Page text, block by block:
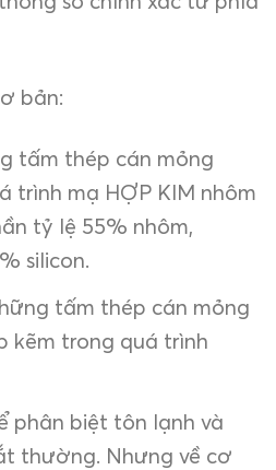
bản:
tấm thép cán mỏng
trình mạ HỢP KIM nhôm
tỷ lệ 55% nhôm,
silicon.
tấm thép cán mỏng
kẽm trong quá trình
phân biệt tôn lạnh và
thường. Nhưng về cơ